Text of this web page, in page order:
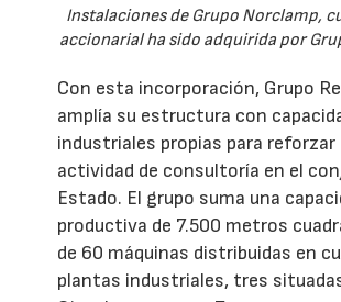
Instalaciones de Grupo Norclamp,
accionarial ha sido adquirida por
Con esta incorporación, Grupo
amplía su estructura con
industriales propias para reforzar
actividad de consultoría en el
Estado. El grupo suma una
productiva de 7.500 metros
de 60 máquinas distribuidas en
plantas industriales, tres